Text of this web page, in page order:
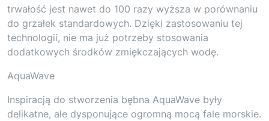
trwałość jest nawet do 100 razy wyższa w porównaniu
do grzałek standardowych. Dzięki zastosowaniu tej
technologii, nie ma już potrzeby stosowania
dodatkowych środków zmiękczających wodę.
AquaWave
Inspiracją do stworzenia bębna AquaWave były
delikatne, ale dysponujące ogromną mocą fale morskie.